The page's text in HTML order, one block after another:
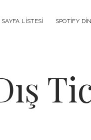
SAYFA LISTESI SPOTIFY